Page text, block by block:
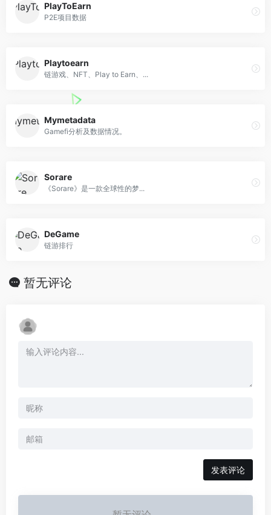
PlayToEarn
P2E项目数据
Playtoearn
链游戏、NFT、Play to Earn、...
Mymetadata
Gamefi分析及数据情况。
Sorare
《Sorare》是一款全球性的梦...
DeGame
链游排行
暂无评论
发表评论